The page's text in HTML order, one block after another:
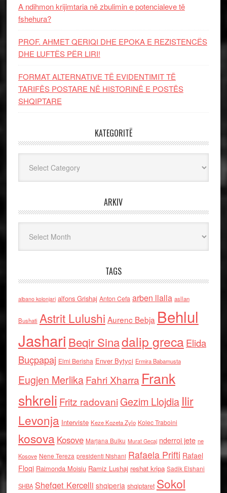
A ndihmon krijimtaria në zbulimin e potencialeve të
fshehura?
PROF. AHMET QERIQI DHE EPOKA E REZISTENCЁS
DHE LUFTЁS PЁR LIRI!
FORMAT ALTERNATIVE TË EVIDENTIMIT TË
TARIFËS POSTARE NË HISTORINË E POSTËS
SHQIPTARE
KATEGORITË
ARKIV
TAGS
albano kolonjari alfons Grishaj Anton Cefa arben llalla asllan
Bushati Astrit Lulushi Aurenc Bebja Behlul
Jashari Beqir Sinadalip grecaElida
Buçpapaj Elmi Berisha Enver Bytyci Ermira Babamusta
Eugjen MerlikaFahri Xharra Frank
shkreli Fritz radovaniGezim Llojdia Ilir
Levonja Interviste Keze Kozeta Zylo Kolec Traboini
kosova Kosove Marjana Bulku Murat Gecaj nderroi jete ne
Kosove Nene Tereza presidenti Nishani Rafaela Prifti Rafael
Floqi Raimonda Moisiu Ramiz Lushaj reshat kripa Sadik Elshani
SHBA Shefqet Kercelli shqiperia shqiptaret Sokol